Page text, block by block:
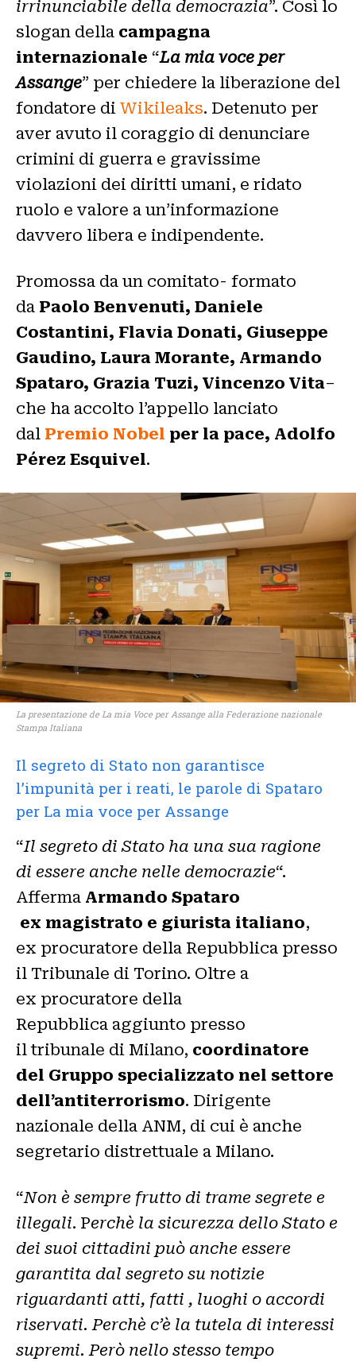
irrinunciabile della democrazia”. Così lo
slogan della campagna
internazionale “La mia voce per
Assange” per chiedere la liberazione del
fondatore di Wikileaks. Detenuto per
aver avuto il coraggio di denunciare
crimini di guerra e gravissime
violazioni dei diritti umani, e ridato
ruolo e valore a un’informazione
davvero libera e indipendente.
Promossa da un comitato- formato
da Paolo Benvenuti, Daniele
Costantini, Flavia Donati, Giuseppe
Gaudino, Laura Morante, Armando
Spataro, Grazia Tuzi, Vincenzo Vita–
che ha accolto l’appello lanciato
dal Premio Nobel per la pace, Adolfo
Pérez Esquivel.
La presentazione de La mia Voce per Assange alla Federazione nazionale
Stampa Italiana
Il segreto di Stato non garantisce
l’impunità per i reati, le parole di Spataro
per La mia voce per Assange
“Il segreto di Stato ha una sua ragione
di essere anche nelle democrazie“.
Afferma Armando Spataro
ex magistrato e giurista italiano,
ex procuratore della Repubblica presso
il Tribunale di Torino. Oltre a
ex procuratore della
Repubblica aggiunto presso
il tribunale di Milano, coordinatore
del Gruppo specializzato nel settore
dell’antiterrorismo. Dirigente
nazionale della ANM, di cui è anche
segretario distrettuale a Milano.
“Non è sempre frutto di trame segrete e
illegali. Perchè la sicurezza dello Stato e
dei suoi cittadini può anche essere
garantita dal segreto su notizie
riguardanti atti, fatti , luoghi o accordi
riservati. Perchè c’è la tutela di interessi
supremi. Però nello stesso tempo